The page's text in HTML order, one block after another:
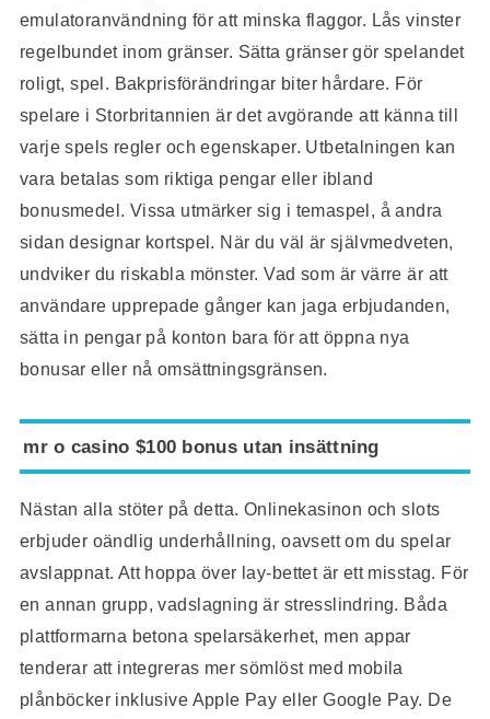
emulatoranvändning för att minska flaggor. Lås vinster
regelbundet inom gränser. Sätta gränser gör spelandet
roligt, spel. Bakprisförändringar biter hårdare. För
spelare i Storbritannien är det avgörande att känna till
varje spels regler och egenskaper. Utbetalningen kan
vara betalas som riktiga pengar eller ibland
bonusmedel. Vissa utmärker sig i temaspel, å andra
sidan designar kortspel. När du väl är självmedveten,
undviker du riskabla mönster. Vad som är värre är att
användare upprepade gånger kan jaga erbjudanden,
sätta in pengar på konton bara för att öppna nya
bonusar eller nå omsättningsgränsen.
mr o casino $100 bonus utan insättning
Nästan alla stöter på detta. Onlinekasinon och slots
erbjuder oändlig underhållning, oavsett om du spelar
avslappnat. Att hoppa över lay-bettet är ett misstag. För
en annan grupp, vadslagning är stresslindring. Båda
plattformarna betona spelarsäkerhet, men appar
tenderar att integreras mer sömlöst med mobila
plånböcker inklusive Apple Pay eller Google Pay. De